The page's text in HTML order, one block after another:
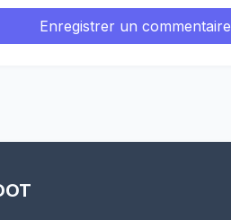
Enregistrer un commentaire